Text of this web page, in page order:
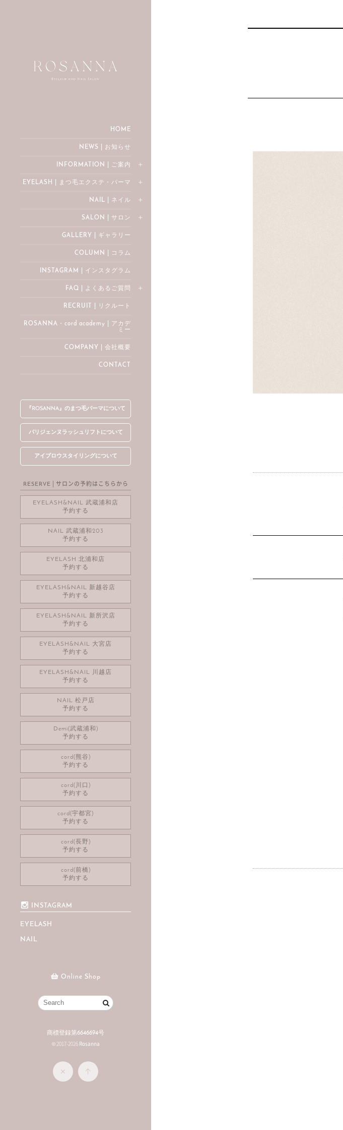
HOME
NEWS | お知らせ
INFORMATION | ご案内
EYELASH | まつ毛エクステ・パーマ
NAIL | ネイル
SALON | サロン
GALLERY | ギャラリー
COLUMN | コラム
INSTAGRAM | インスタグラム
FAQ | よくあるご質問
RECRUIT | リクルート
ROSANNA・cord academy | アカデ
ミー
COMPANY | 会社概要
CONTACT
『ROSANNA』のまつ毛パーマについて
パリジェンヌラッシュリフトについて
アイブロウスタイリングについて
RESERVE | サロンの予約はこちらから
EYELASH&NAIL 武蔵浦和店
予約する
NAIL 武蔵浦和203
予約する
EYELASH 北浦和店
予約する
EYELASH&NAIL 新越谷店
予約する
EYELASH&NAIL 新所沢店
予約する
EYELASH&NAIL 大宮店
予約する
EYELASH&NAIL 川越店
予約する
NAIL 松戸店
予約する
Demi(武蔵浦和)
予約する
cord(熊谷)
予約する
cord(川口)
予約する
cord(宇都宮)
予約する
cord(長野)
予約する
cord(前橋)
予約する
INSTAGRAM
EYELASH
NAIL
Online Shop
商標登録第6646694号
© 2017-2026 Rosanna